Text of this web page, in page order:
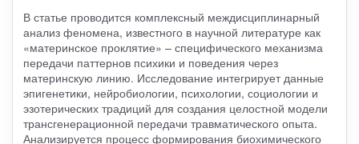
В статье проводится комплексный междисциплинарный
анализ феномена, известного в научной литературе как
«материнское проклятие» – специфического механизма
передачи паттернов психики и поведения через
материнскую линию. Исследование интегрирует данные
эпигенетики, нейробиологии, психологии, социологии и
эзотерических традиций для создания целостной модели
трансгенерационной передачи травматического опыта.
Анализируется процесс формирования биохимического